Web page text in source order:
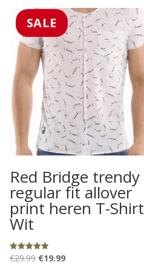
SALE
Red Bridge trendy
regular fit allover
print heren T-Shirt
Wit
Gewaardeerd
5.00
€29.99 Oorspronkelijke
€19.99Huidige